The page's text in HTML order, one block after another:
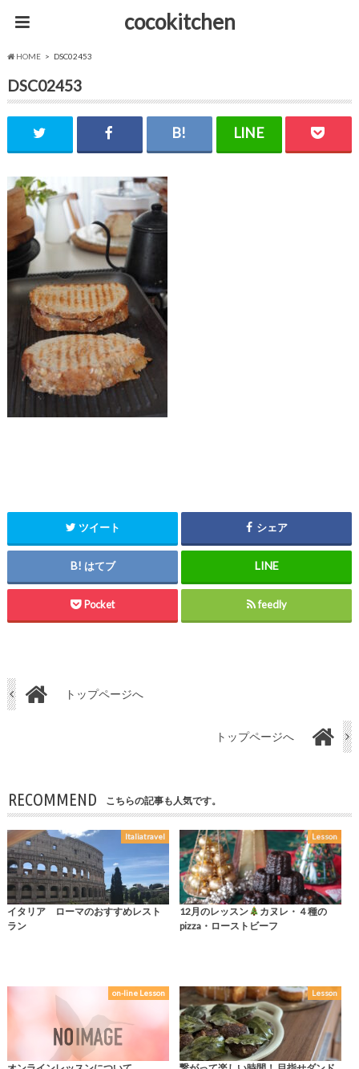
cocokitchen
HOME DSC02453
DSC02453
ツイート シェア
はてブ
Pocket feedly
トップページへ
トップページへ
RECOMMEND こちらの記事も人気です。
Italiatravel
イタリア ローマのおすすめレスト
ラン
Lesson
12月のレッスン
カヌレ・４種の
pizza・ローストビーフ
on-line Lesson Lesson